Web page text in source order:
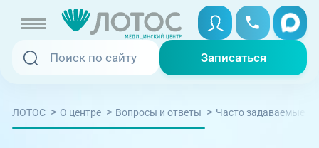
Записаться
Записаться
Услуги и цены
Записаться онлайн
Вызвать скорую
ЛОТОС > О центре > Вопросы и ответы > Часто задаваемые